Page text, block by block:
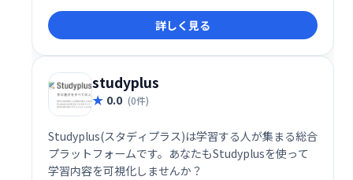
取得・ロック・データ消去を遠隔から行えます。従業
員のモバイルデバイスセキュリティ強化と業務効率化
を実現します。
詳しく見る
studyplus
0.0 (0件)
Studyplus(スタディプラス)は学習する人が集まる総合
プラットフォームです。​あなたもStudyplusを使って
学習内容を可視化しませんか？